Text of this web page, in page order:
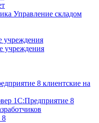
Управление складом
учреждения
учреждения
8 клиентские на
1С:Предприятие 8
8